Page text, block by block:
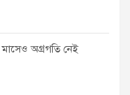
মাসেও অগ্রগতি নেই